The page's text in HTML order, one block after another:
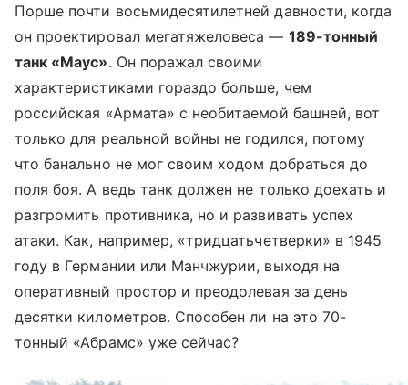
Порше почти восьмидесятилетней давности, когда
он проектировал мегатяжеловеса — 189-тонный
танк «Маус». Он поражал своими
характеристиками гораздо больше, чем
российская «Армата» с необитаемой башней, вот
только для реальной войны не годился, потому
что банально не мог своим ходом добраться до
поля боя. А ведь танк должен не только доехать и
разгромить противника, но и развивать успех
атаки. Как, например, «тридцатьчетверки» в 1945
году в Германии или Манчжурии, выходя на
оперативный простор и преодолевая за день
десятки километров. Способен ли на это 70-
тонный «Абрамс» уже сейчас?